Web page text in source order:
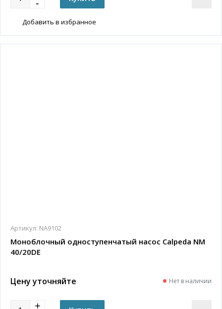
Добавить в избранное
Артикул: NA9102
Моноблочный одноступенчатый насос Calpeda NM
40/20DE
Цену уточняйте Нет в наличии